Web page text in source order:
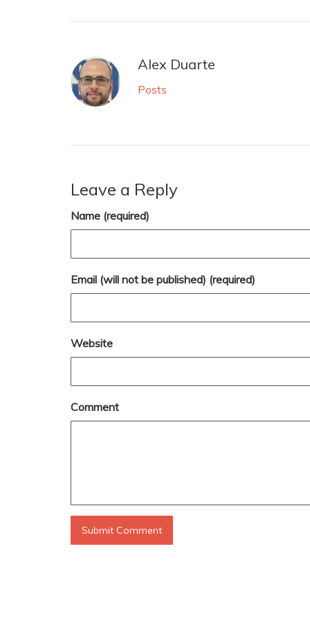
Alex Duarte
Posts
Leave a Reply
Name (required)
Email (will not be published) (required)
Website
Comment